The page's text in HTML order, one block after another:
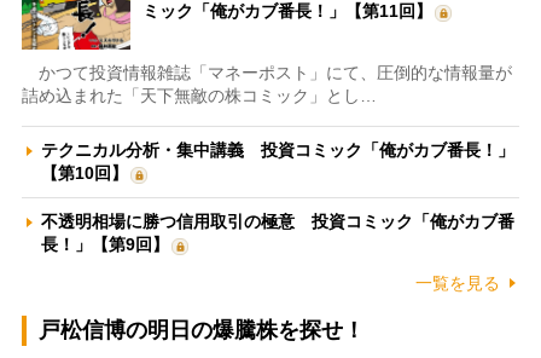
ミック「俺がカブ番長！」【第11回】
かつて投資情報雑誌「マネーポスト」にて、圧倒的な情報量が
詰め込まれた「天下無敵の株コミック」とし…
テクニカル分析・集中講義 投資コミック「俺がカブ番長！」
【第10回】
不透明相場に勝つ信用取引の極意 投資コミック「俺がカブ番
長！」【第9回】
一覧を見る
戸松信博の明日の爆騰株を探せ！